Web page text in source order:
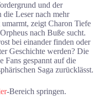
und der
Leser nach mehr
zeigt Charon Tiefe
nach Buße sucht.
bei einander finden oder
Geschichte werden? Die
Fans gespannt auf die
Saga zurücklässt.
-Bereich springen.